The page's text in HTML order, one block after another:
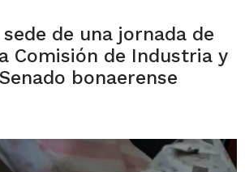
de una jornada de
Comisión de Industria y
bonaerense